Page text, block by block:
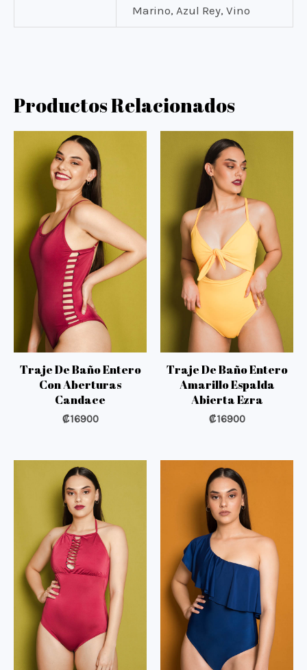
Marino, Azul Rey, Vino
Productos Relacionados
Traje De Baño Entero
Con Aberturas
Candace
₡16900
Traje De Baño Entero
Amarillo Espalda
Abierta Ezra
₡16900